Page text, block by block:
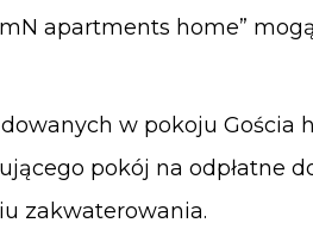
apartments home”
w pokoju Gościa
pokój na odpłatne
zakwaterowania.